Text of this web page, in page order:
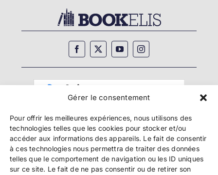
Gérer le consentement
Pour offrir les meilleures expériences, nous utilisons des
technologies telles que les cookies pour stocker et/ou
accéder aux informations des appareils. Le fait de consentir
à ces technologies nous permettra de traiter des données
telles que le comportement de navigation ou les ID uniques
sur ce site. Le fait de ne pas consentir ou de retirer son
Copyright 2024 Bookelis –CGU–CGS–CGPPA–
Mentions légales–Politique de confidentialité–